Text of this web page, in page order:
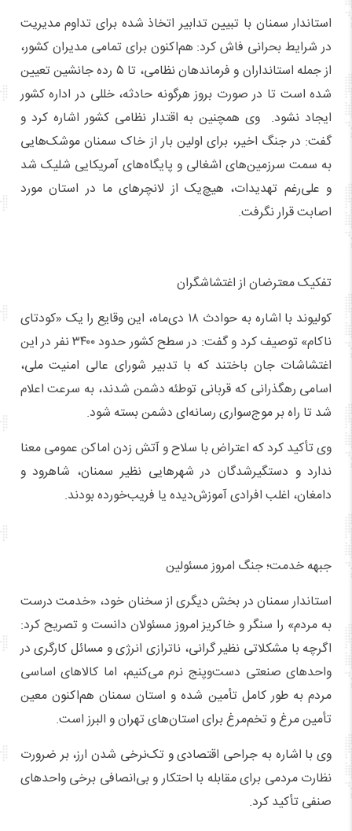
استاندار سمنان با تبیین تدابیر اتخاذ شده برای تداوم مدیریت
در شرایط بحرانی فاش کرد: هم‌اکنون برای تمامی مدیران کشور،
از جمله استانداران و فرماندهان نظامی، تا ۵ رده جانشین تعیین
شده است تا در صورت بروز هرگونه حادثه، خللی در اداره کشور
ایجاد نشود. وی همچنین به اقتدار نظامی کشور اشاره کرد و
گفت: در جنگ اخیر، برای اولین بار از خاک سمنان موشک‌هایی
به سمت سرزمین‌های اشغالی و پایگاه‌های آمریکایی شلیک شد
و علی‌رغم تهدیدات، هیچ‌یک از لانچرهای ما در استان مورد
اصابت قرار نگرفت.
تفکیک معترضان از اغتشاشگران
کولیوند با اشاره به حوادث ۱۸ دی‌ماه، این وقایع را یک «کودتای
ناکام» توصیف کرد و گفت: در سطح کشور حدود ۳۴۰۰ نفر در این
اغتشاشات جان باختند که با تدبیر شورای عالی امنیت ملی،
اسامی رهگذرانی که قربانی توطئه دشمن شدند، به سرعت اعلام
شد تا راه بر موج‌سواری رسانه‌ای دشمن بسته شود.
وی تأکید کرد که اعتراض با سلاح و آتش زدن اماکن عمومی معنا
ندارد و دستگیرشدگان در شهرهایی نظیر سمنان، شاهرود و
دامغان، اغلب افرادی آموزش‌دیده یا فریب‌خورده بودند.
جبهه خدمت؛ جنگ امروز مسئولین
استاندار سمنان در بخش دیگری از سخنان خود، «خدمت درست
به مردم» را سنگر و خاکریز امروز مسئولان دانست و تصریح کرد:
اگرچه با مشکلاتی نظیر گرانی، ناترازی انرژی و مسائل کارگری در
واحدهای صنعتی دست‌وپنج نرم می‌کنیم، اما کالاهای اساسی
مردم به طور کامل تأمین شده و استان سمنان هم‌اکنون معین
تأمین مرغ و تخم‌مرغ برای استان‌های تهران و البرز است.
وی با اشاره به جراحی اقتصادی و تک‌نرخی شدن ارز، بر ضرورت
نظارت مردمی برای مقابله با احتکار و بی‌انصافی برخی واحدهای
صنفی تأکید کرد.